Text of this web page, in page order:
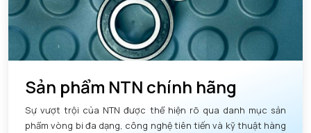
Sản phẩm NTN chính hãng
Sự vượt trội của NTN được thể hiện rõ qua danh mục sản
phẩm vòng bi đa dạng, công nghệ tiên tiến và kỹ thuật hàng